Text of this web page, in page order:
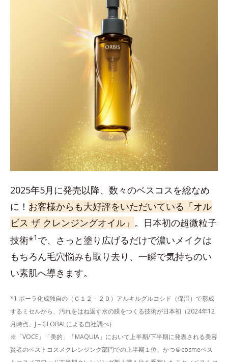
2025年5月に発売以降、数々のベスコスを総なめ
に！ お客様からも大好評をいただいている「オル
ビス ザ クレンジングオイル」 。日本初の超微粒子
技術*1 で、さっと塗り広げるだけで濃いメイクは
もちろん毛穴悩みも取り去り、一瞬で気持ちのい
い素肌へ導きます。
*1 ポーラ化成独自の（Ｃ１２－２０）アルキルグルコシド（保湿）で形成
するミセルから、汚れをはね返す水の膜をつくる技術が日本初（2024年12
月時点、J－GLOBALによる自社調べ）
※「VOCE」「美的」「MAQUIA」において上半期/下半期に発表される美容
賢者のベストコスメクレンジング部門での上半期１位、かつ＠cosmeベス